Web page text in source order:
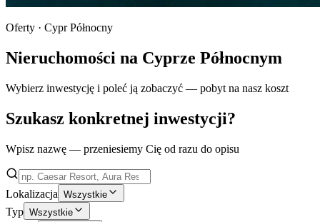
Oferty · Cypr Północny
Nieruchomości na Cyprze Północnym
Wybierz inwestycję i poleć ją zobaczyć — pobyt na nasz koszt
Szukasz konkretnej inwestycji?
Wpisz nazwę — przeniesiemy Cię od razu do opisu
Lokalizacja Wszystkie
Typ Wszystkie